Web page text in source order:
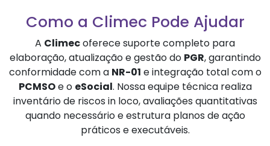
Como a Climec Pode Ajudar
A Climecoferece suporte completo para
elaboração, atualização e gestão do PGR, garantindo
conformidade com a NR-01 e integração total com o
PCMSOe o eSocial. Nossa equipe técnica realiza
inventário de riscos in loco, avaliações quantitativas
quando necessário e estrutura planos de ação
práticos e executáveis.